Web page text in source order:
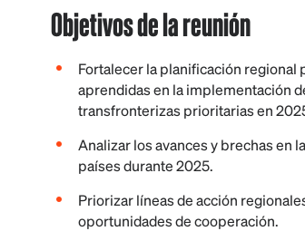
Objetivosde la reunión
Fortalecer la planificación regional
aprendidas en la implementación
transfronterizas prioritarias en
Analizar los avances y brechas en
países durante 2025.
Priorizar líneas de acción
oportunidades de cooperación.